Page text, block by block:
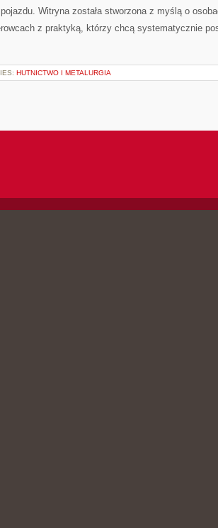
Witryna została stworzona z myślą o
z praktyką, którzy chcą systematycznie
HUTNICTWO I METALURGIA